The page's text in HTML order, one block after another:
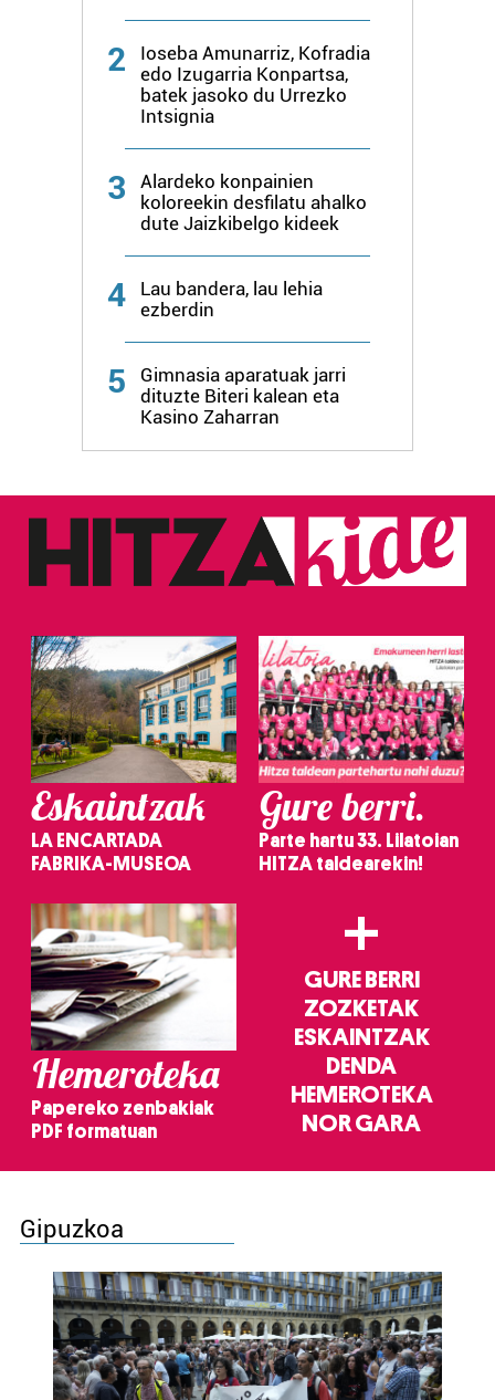
2
Ioseba Amunarriz, Kofradia
edo Izugarria Konpartsa,
batek jasoko du Urrezko
Intsignia
3
Alardeko konpainien
koloreekin desfilatu ahalko
dute Jaizkibelgo kideek
4
Lau bandera, lau lehia
ezberdin
5
Gimnasia aparatuak jarri
dituzte Biteri kalean eta
Kasino Zaharran
Eskaintzak
LA ENCARTADA
FABRIKA-MUSEOA
Gure berri.
Parte hartu 33. Lilatoian
HITZA taldearekin!
Hemeroteka
Papereko zenbakiak
PDF formatuan
+
GURE BERRI
ZOZKETAK
ESKAINTZAK
DENDA
HEMEROTEKA
NOR GARA
Gipuzkoa